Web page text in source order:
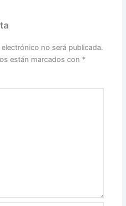
no será publicada.
están marcados con *